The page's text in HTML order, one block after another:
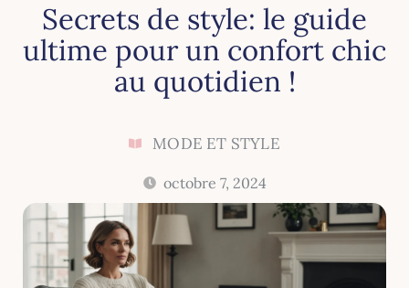
Secrets de style: le guide
ultime pour un confort chic
au quotidien !
MODE ET STYLE
octobre 7, 2024